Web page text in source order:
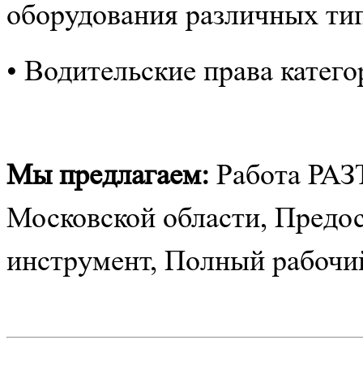
оборудования различных
• Водительские права
Мы предлагаем: Работа
Московской области,
инструмент, Полный